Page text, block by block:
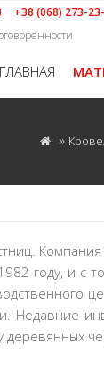
+38 (068) 273-
ГЛАВНАЯ
»
году, и с
Недавние